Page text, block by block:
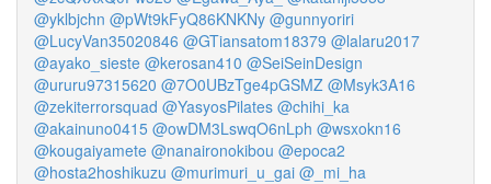
@yklbjchn @pWt9kFyQ86KNKNy @gunnyoriri
@LucyVan35020846 @GTiansatom18379 @lalaru2017
@ayako_sieste @kerosan410 @SeiSeinDesign
@ururu97315620 @7O0UBzTge4pGSMZ @Msyk3A16
@zekiterrorsquad @YasyosPilates @chihi_ka
@akainuno0415 @owDM3LswqO6nLph @wsxokn16
@kougaiyamete @nanaironokibou @epoca2
@hosta2hoshikuzu @murimuri_u_gai @_mi_ha